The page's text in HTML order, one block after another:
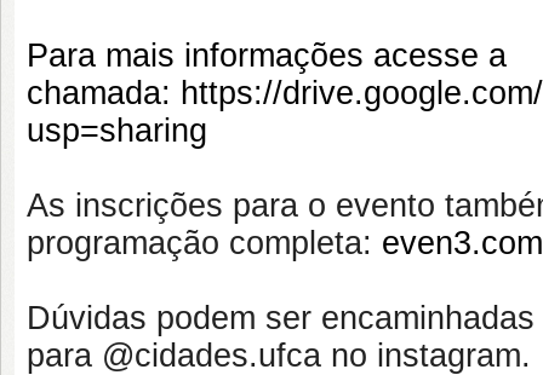
Para mais informações acesse a
chamada: https://
usp=sharing
As inscrições para o evento
programação completa:
Dúvidas podem ser
para @cidades.ufca no instagram.